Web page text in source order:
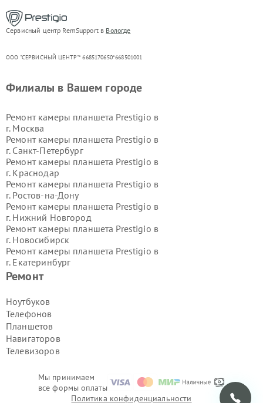
Сервисный центр RemSupport в Вологде
ООО "СЕРВИСНЫЙ ЦЕНТР"* 6685170650*668501001
Мы принимаем
все формы оплаты
Ремонт
Ноутбуков
Телефонов
Планшетов
Навигаторов
Телевизоров
Филиалы в Вашем городе
Ремонт камеры планшета Prestigio в
г. Москва
Ремонт камеры планшета Prestigio в
г. Санкт-Петербург
Ремонт камеры планшета Prestigio в
г. Краснодар
Ремонт камеры планшета Prestigio в
г. Ростов-на-Дону
Ремонт камеры планшета Prestigio в
г. Нижний Новгород
Ремонт камеры планшета Prestigio в
г. Новосибирск
Ремонт камеры планшета Prestigio в
г. Екатеринбург
Ремонт камеры планшета Prestigio в
Ремонт камеры планшета Prestigio в
г.Воронеж
Ремонт камеры планшета Prestigio в
г.Волгоград
Ремонт камеры планшета Prestigio в
г.Самара
Пермь
Ремонт камеры планшета Prestigio в
Красноярск
Политика конфиденциальности